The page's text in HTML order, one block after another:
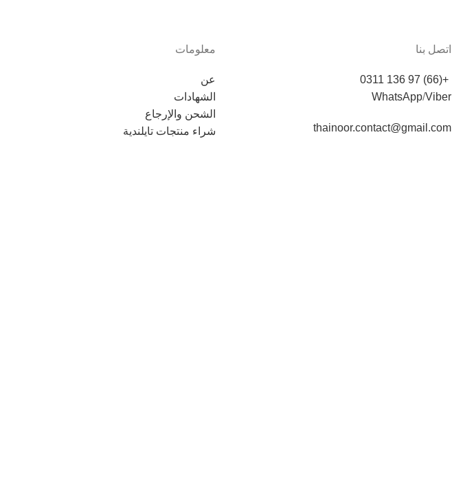
اتصل بنا
+(66) 97 136 0311
WhatsApp/Viber
thainoor.contact@gmail.com
معلومات
عن
الشهادات
الشحن والإرجاع
شراء منتجات تايلندية